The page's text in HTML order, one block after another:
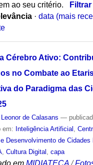
ao seu critério.
· data (mais
Cérebro Ativo:
no Combate ao
do Paradigma das
Leonor de Calasans —
em: Inteligência Artificial
Desenvolvimento de Cidades
, Cultura Digital capa
em MIDIATECA /